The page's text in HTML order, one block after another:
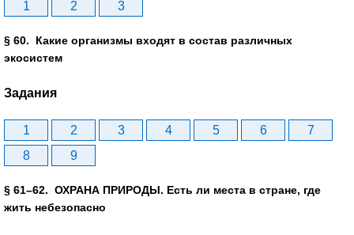
1 2 3
§ 60. Какие организмы входят в состав различных
экосистем
Задания
1 2 3 4 5 6
7
8
9
§ 61–62. ОХРАНА ПРИРОДЫ. Есть ли места в стране, где
жить небезопасно